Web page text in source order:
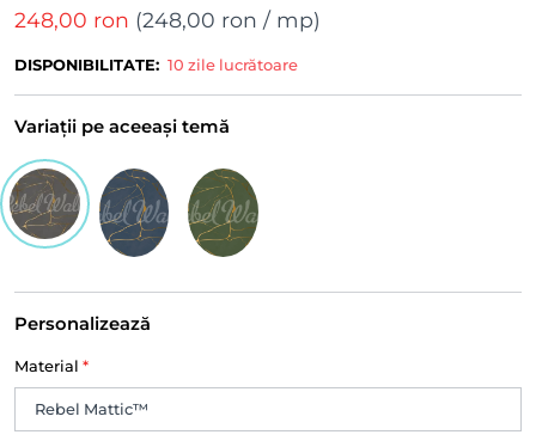
248,00 ron (248,00 ron / mp)
DISPONIBILITATE: 10 zile lucrătoare
Variații pe aceeași temă
Personalizează
Material *